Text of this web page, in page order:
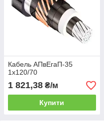
Кабель АПвЕгаП-35
1х120/70
1 821,38 ₴/м
Купити